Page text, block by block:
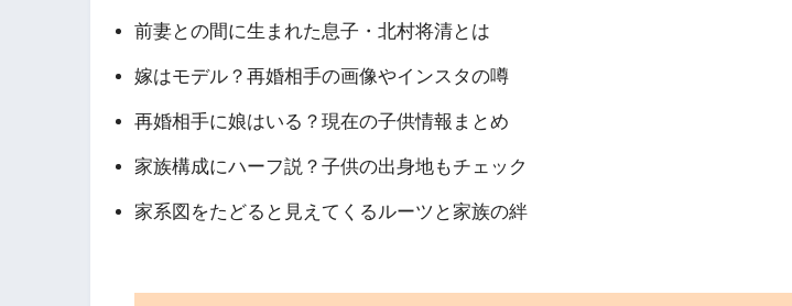
前妻との間に生まれた息子・北村将清とは
嫁はモデル？再婚相手の画像やインスタの噂
再婚相手に娘はいる？現在の子供情報まとめ
家族構成にハーフ説？子供の出身地もチェック
家系図をたどると見えてくるルーツと家族の絆